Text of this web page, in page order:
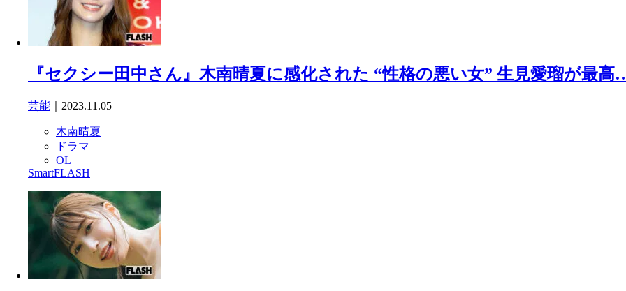
『セクシー田中さん』木南晴夏に感化された “性格の悪い女” 生見愛瑠が最
芸能 ｜2023.11.05
木南晴夏
ドラマ
OL
SmartFLASH